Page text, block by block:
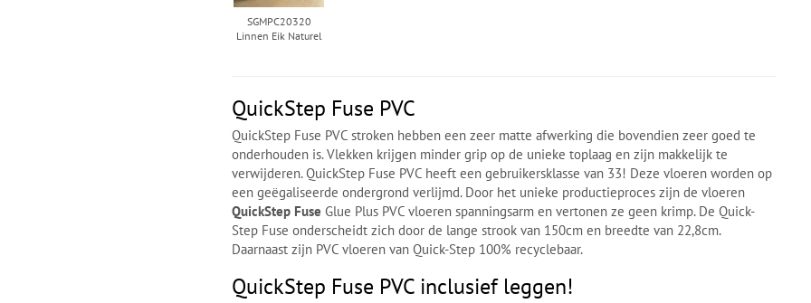
SGMPC20320
Linnen Eik Naturel
QuickStep Fuse PVC
QuickStep Fuse PVC stroken hebben een zeer matte afwerking die bovendien zeer goed te
onderhouden is. Vlekken krijgen minder grip op de unieke toplaag en zijn makkelijk te
verwijderen. QuickStep Fuse PVC heeft een gebruikersklasse van 33! Deze vloeren worden op
een geëgaliseerde ondergrond verlijmd. Door het unieke productieproces zijn de vloeren
QuickStep FuseGlue Plus PVC vloeren spanningsarm en vertonen ze geen krimp. De Quick-
Step Fuse onderscheidt zich door de lange strook van 150cm en breedte van 22,8cm.
Daarnaast zijn PVC vloeren van Quick-Step 100% recyclebaar.
QuickStep Fuse PVC inclusief leggen!